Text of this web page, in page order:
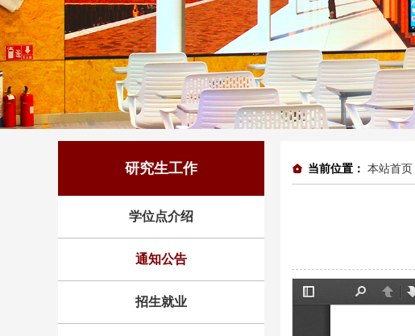
研究生工作
学位点介绍
通知公告
招生就业
当前位置： 本站首页